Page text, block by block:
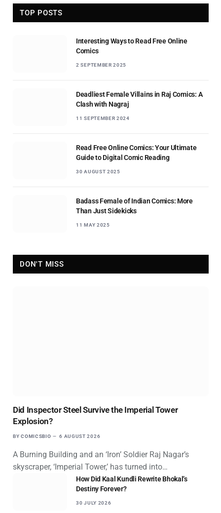
TOP POSTS
Interesting Ways to Read Free Online
Comics
2 SEPTEMBER 2025
Deadliest Female Villains in Raj Comics: A
Clash with Nagraj
11 SEPTEMBER 2024
Read Free Online Comics: Your Ultimate
Guide to Digital Comic Reading
30 AUGUST 2025
Badass Female of Indian Comics: More
Than Just Sidekicks
11 MAY 2025
DON'T MISS
Did Inspector Steel Survive the Imperial Tower
Explosion?
BY COMICSBIO 6 AUGUST 2026
A Burning Building and an ‘Iron’ Soldier Raj Nagar’s
skyscraper, ‘Imperial Tower,’ has turned into…
How Did Kaal Kundli Rewrite Bhokal’s
Destiny Forever?
30 JULY 2026